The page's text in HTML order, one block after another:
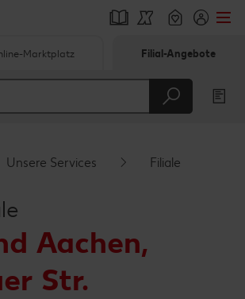
Marktplatz Filial-Angebote
Unsere Services Filiale
Aachen,
Str.